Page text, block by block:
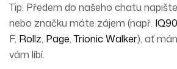
Tip: Předem do našeho chatu
nebo značku máte zájem (např.
F, Rollz, Page, Trionic Walker), ať
vám líbí.